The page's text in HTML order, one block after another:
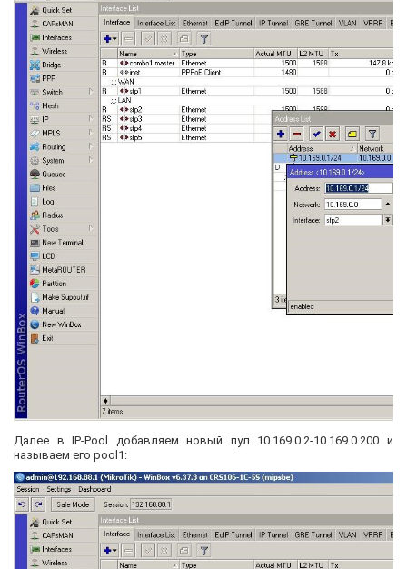
Далее в IP-Pool добавляем новый пул 10.169.0.2-10.169.0.200 и
называем его pool1: